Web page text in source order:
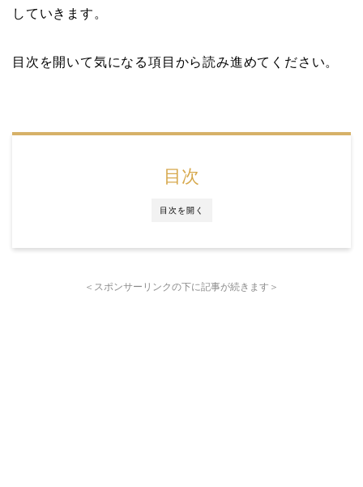
していきます。
目次を開いて気になる項目から読み進めてください。
目次を開く
目次
＜スポンサーリンクの下に記事が続きます＞